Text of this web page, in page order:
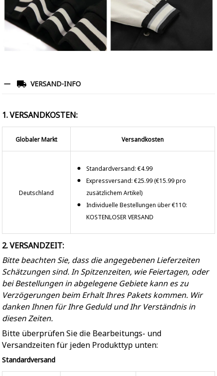
VERSAND-INFO
1. VERSANDKOSTEN:
Globaler Markt Versandkosten
Deutschland
Standardversand: €4.99
Expressversand: €25.99 (€15.99 pro
zusätzlichem Artikel)
Individuelle Bestellungen über €110:
KOSTENLOSER VERSAND
2. VERSANDZEIT:
Bitte beachten Sie, dass die angegebenen Lieferzeiten
Schätzungen sind. In Spitzenzeiten, wie Feiertagen, oder
bei Bestellungen in abgelegene Gebiete kann es zu
Verzögerungen beim Erhalt Ihres Pakets kommen. Wir
danken Ihnen für Ihre Geduld und Ihr Verständnis in
diesen Zeiten.
Bitte überprüfen Sie die Bearbeitungs- und
Versandzeiten für jeden Produkttyp unten:
Standardversand